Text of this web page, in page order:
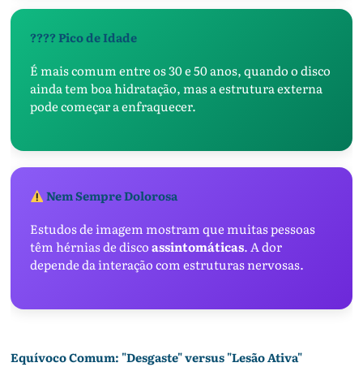
???? Pico de Idade
É mais comum entre os 30 e 50 anos, quando o disco
ainda tem boa hidratação, mas a estrutura externa
pode começar a enfraquecer.
Nem Sempre Dolorosa
Estudos de imagem mostram que muitas pessoas
têm hérnias de discoassintomáticas. A dor
depende da interação com estruturas nervosas.
Equívoco Comum: "Desgaste" versus "Lesão Ativa"